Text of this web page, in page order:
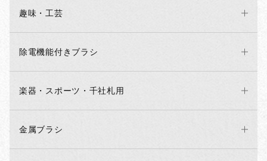
趣味・工芸
除電機能付きブラシ
楽器・スポーツ・千社札用
金属ブラシ